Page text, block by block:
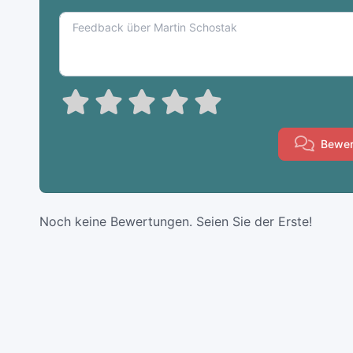
Noch keine Bewertungen. Seien Sie der Erste!